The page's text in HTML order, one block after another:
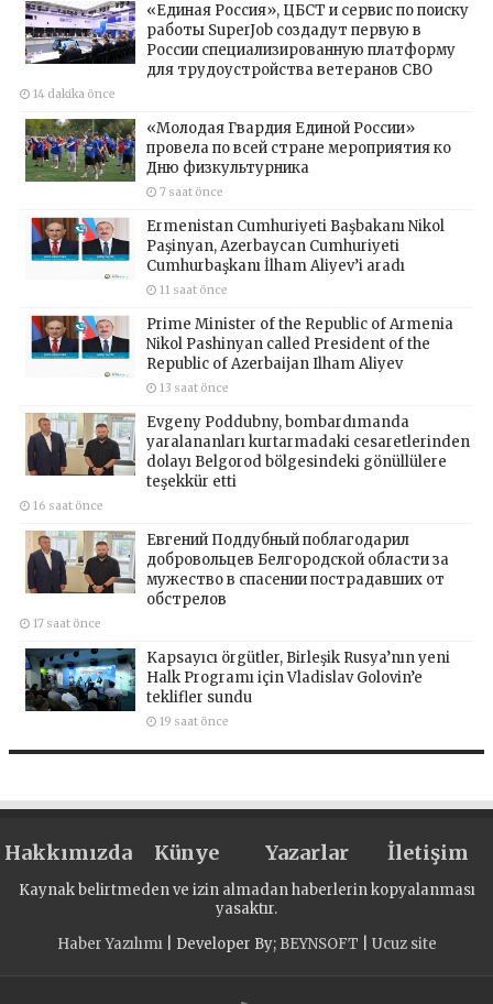
«Единая Россия», ЦБСТ и сервис по поиску
работы SuperJob создадут первую в
России специализированную платформу
для трудоустройства ветеранов СВО
14 dakika önce
«Молодая Гвардия Единой России»
провела по всей стране мероприятия ко
Дню физкультурника
7 saat önce
Ermenistan Cumhuriyeti Başbakanı Nikol
Paşinyan, Azerbaycan Cumhuriyeti
Cumhurbaşkanı İlham Aliyev’i aradı
11 saat önce
Prime Minister of the Republic of Armenia
Nikol Pashinyan called President of the
Republic of Azerbaijan Ilham Aliyev
13 saat önce
Evgeny Poddubny, bombardımanda
yaralananları kurtarmadaki cesaretlerinden
dolayı Belgorod bölgesindeki gönüllülere
teşekkür etti
16 saat önce
Евгений Поддубный поблагодарил
добровольцев Белгородской области за
мужество в спасении пострадавших от
обстрелов
17 saat önce
Kapsayıcı örgütler, Birleşik Rusya’nın yeni
Halk Programı için Vladislav Golovin’e
teklifler sundu
19 saat önce
Hakkımızda Künye Yazarlar İletişim
Kaynak belirtmeden ve izin almadan haberlerin kopyalanması
yasaktır.
Haber Yazılımı| Developer By; BEYNSOFT Ucuz site